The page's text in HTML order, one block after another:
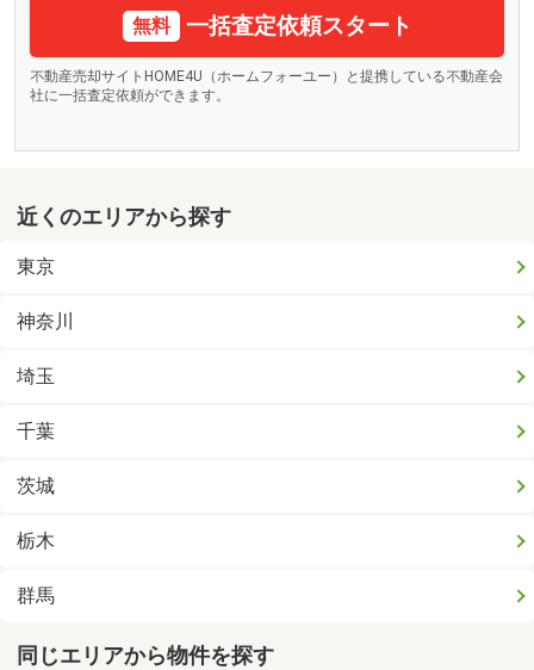
無料 一括査定依頼スタート
不動産売却サイトHOME4U（ホームフォーユー）と提携している不動産会
社に一括査定依頼ができます。
近くのエリアから探す
東京
神奈川
埼玉
千葉
茨城
栃木
群馬
同じエリアから物件を探す